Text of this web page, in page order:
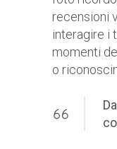
recensioni
interagire i
momenti
o